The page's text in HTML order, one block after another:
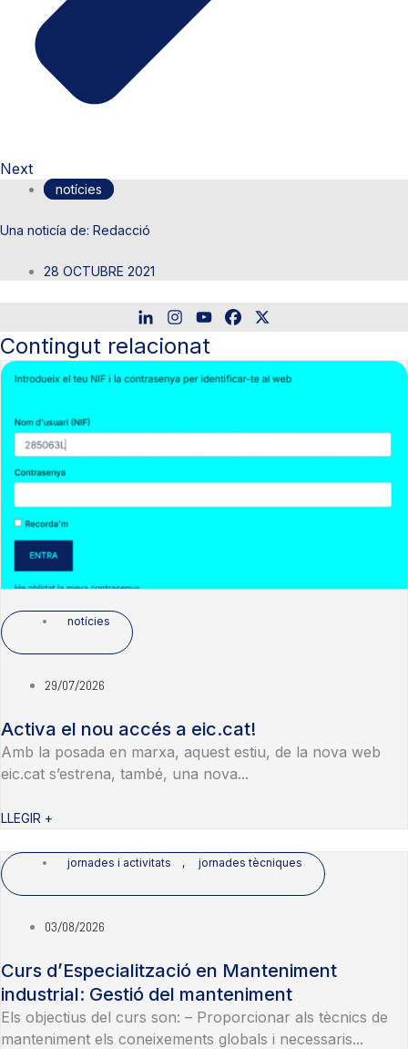
Next
notícies
Redacció
28 OCTUBRE 2021
Contingut relacionat
notícies
29/07/2026
Activa el nou accés a eic.cat!
Amb la posada en marxa, aquest estiu, de la nova web
eic.cat s’estrena, també, una nova...
LLEGIR +
jornades i activitats , jornades tècniques
03/08/2026
Curs d’Especialització en Manteniment
industrial: Gestió del manteniment
Els objectius del curs son: – Proporcionar als tècnics de
manteniment els coneixements globals i necessaris...